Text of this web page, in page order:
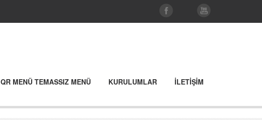
QR MENÜ TEMASSIZ MENÜ KURULUMLAR İLETİŞİM